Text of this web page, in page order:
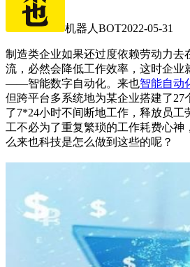
机器人BOT2022-05-31
制造类企业如果还过度依赖劳动力去
流，必然会降低工作效率，这时企业
——智能数字自动化。来也智能自动
但跨平台多系统地为某企业搭建了27
了7*24小时不间断地工作，释放员工
工不必为了重复繁琐的工作耗费心神
么来也科技是怎么做到这些的呢？